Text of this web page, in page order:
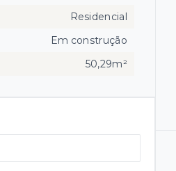
Residencial
Em construção
50,29m²